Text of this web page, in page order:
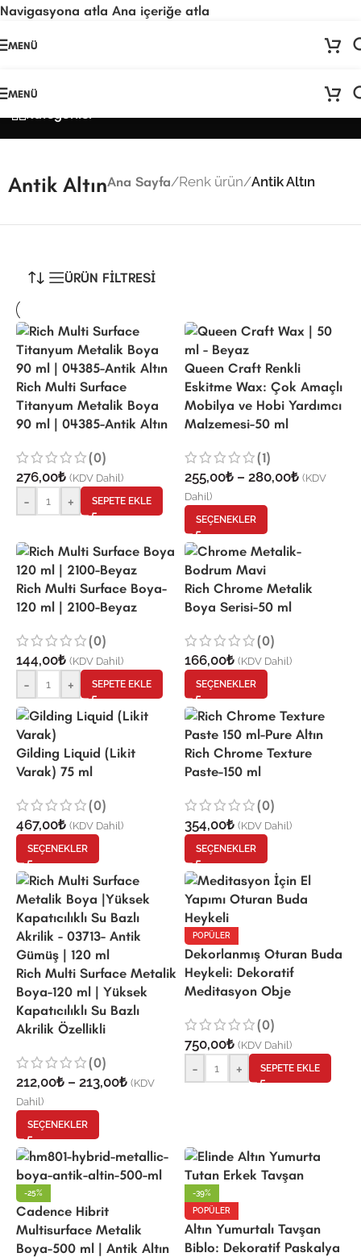
Navigasyona atla Ana içeriğe atla
🚨ÖNEMLİ DUYURU: Sektörel sezon çalışma takvimimiz nedeniyle24
MENÜ
MENÜ
Antik AltınAna Sayfa/Renk ürün/Antik Altın
ÜRÜN FİLTRESİ
Rich Multi Surface
Titanyum Metalik Boya
90 ml | 04385-Antik Altın
(0)
276,00₺ (KDV Dahil)
- + SEPETE EKLE
Queen Craft Renkli
Eskitme Wax: Çok Amaçlı
Mobilya ve Hobi Yardımcı
Malzemesi-50 ml
(1)
255,00₺ – 280,00₺ (KDV
Dahil)
SEÇENEKLER
Rich Multi Surface Boya-
120 ml | 2100-Beyaz
(0)
144,00₺ (KDV Dahil)
- + SEPETE EKLE
Rich Chrome Metalik
Boya Serisi-50 ml
(0)
166,00₺ (KDV Dahil)
SEÇENEKLER
Gilding Liquid (Likit
Varak) 75 ml
(0)
467,00₺ (KDV Dahil)
SEÇENEKLER
Rich Chrome Texture
Paste-150 ml
(0)
354,00₺ (KDV Dahil)
SEÇENEKLER
Rich Multi Surface Metalik
Boya-120 ml | Yüksek
Kapatıcılıklı Su Bazlı
Akrilik Özellikli
(0)
212,00₺ – 213,00₺ (KDV
Dahil)
SEÇENEKLER
POPÜLER
Dekorlanmış Oturan Buda
Heykeli: Dekoratif
Meditasyon Obje
(0)
750,00₺ (KDV Dahil)
- + SEPETE EKLE
-25%
Cadence Hibrit
Multisurface Metalik
Boya-500 ml | Antik Altın
-39%
POPÜLER
Altın Yumurtalı Tavşan
Biblo: Dekoratif Paskalya